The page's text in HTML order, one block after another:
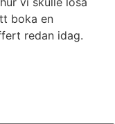
boka en
redan idag.